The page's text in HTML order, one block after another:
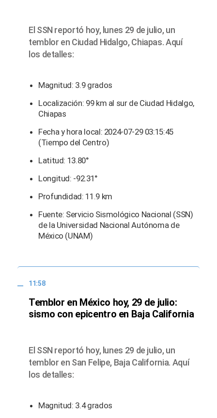
El SSN reportó hoy, lunes 29 de julio, un
temblor en Ciudad Hidalgo, Chiapas. Aquí
los detalles:
Magnitud: 3.9 grados
Localización: 99 km al sur de Ciudad Hidalgo,
Chiapas
Fecha y hora local: 2024-07-29 03:15:45
(Tiempo del Centro)
Latitud: 13.80°
Longitud: -92.31°
Profundidad: 11.9 km
Fuente: Servicio Sismológico Nacional (SSN)
de la Universidad Nacional Autónoma de
México (UNAM)
11:58
Temblor en México hoy, 29 de julio:
sismo con epicentro en Baja California
El SSN reportó hoy, lunes 29 de julio, un
temblor en San Felipe, Baja California. Aquí
los detalles:
Magnitud: 3.4 grados